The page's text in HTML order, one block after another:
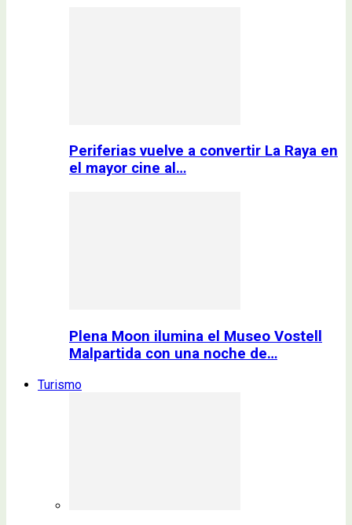
Periferias vuelve a convertir La Raya en
el mayor cine al…
Plena Moon ilumina el Museo Vostell
Malpartida con una noche de…
Turismo